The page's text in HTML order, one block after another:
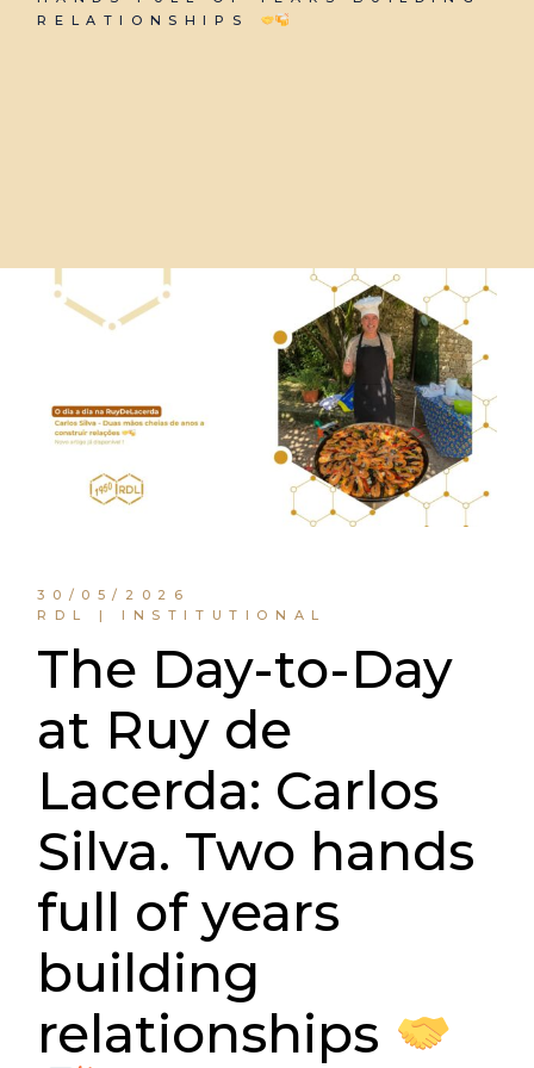
RELATIONSHIPS
30/05/2026
RDL | INSTITUTIONAL
The Day-to-Day
at Ruy de
Lacerda: Carlos
Silva. Two hands
full of years
building
relationships